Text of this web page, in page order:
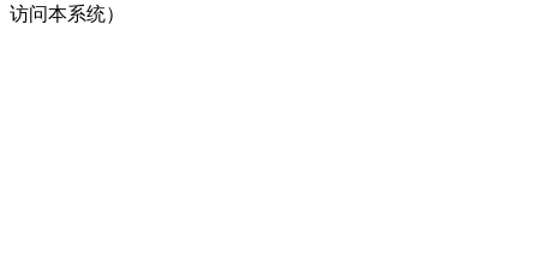
访问本系统）